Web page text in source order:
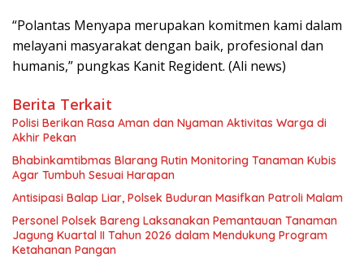
“Polantas Menyapa merupakan komitmen kami dalam
melayani masyarakat dengan baik, profesional dan
humanis,” pungkas Kanit Regident. (Ali news)
Berita Terkait
Polisi Berikan Rasa Aman dan Nyaman Aktivitas Warga di
Akhir Pekan
Bhabinkamtibmas Blarang Rutin Monitoring Tanaman Kubis
Agar Tumbuh Sesuai Harapan
Antisipasi Balap Liar, Polsek Buduran Masifkan Patroli Malam
Personel Polsek Bareng Laksanakan Pemantauan Tanaman
Jagung Kuartal II Tahun 2026 dalam Mendukung Program
Ketahanan Pangan